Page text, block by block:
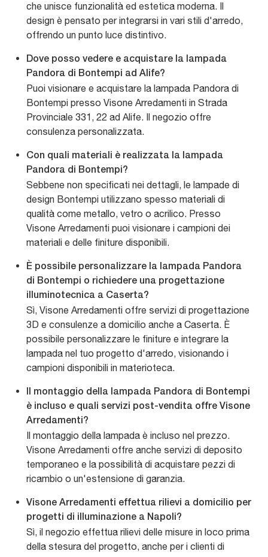
che unisce funzionalità ed estetica moderna. Il
design è pensato per integrarsi in vari stili d'arredo,
offrendo un punto luce distintivo.
Dove posso vedere e acquistare la lampada
Pandora di Bontempi ad Alife?
Puoi visionare e acquistare la lampada Pandora di
Bontempi presso Visone Arredamenti in Strada
Provinciale 331, 22 ad Alife. Il negozio offre
consulenza personalizzata.
Con quali materiali è realizzata la lampada
Pandora di Bontempi?
Sebbene non specificati nei dettagli, le lampade di
design Bontempi utilizzano spesso materiali di
qualità come metallo, vetro o acrilico. Presso
Visone Arredamenti puoi visionare i campioni dei
materiali e delle finiture disponibili.
È possibile personalizzare la lampada Pandora
di Bontempi o richiedere una progettazione
illuminotecnica a Caserta?
Sì, Visone Arredamenti offre servizi di progettazione
3D e consulenze a domicilio anche a Caserta. È
possibile personalizzare le finiture e integrare la
lampada nel tuo progetto d'arredo, visionando i
campioni disponibili in materioteca.
Il montaggio della lampada Pandora di Bontempi
è incluso e quali servizi post-vendita offre Visone
Arredamenti?
Il montaggio della lampada è incluso nel prezzo.
Visone Arredamenti offre anche servizi di deposito
temporaneo e la possibilità di acquistare pezzi di
ricambio o un'estensione di garanzia.
Visone Arredamenti effettua rilievi a domicilio per
progetti di illuminazione a Napoli?
Sì, il negozio effettua rilievi delle misure in loco prima
della stesura del progetto, anche per i clienti di